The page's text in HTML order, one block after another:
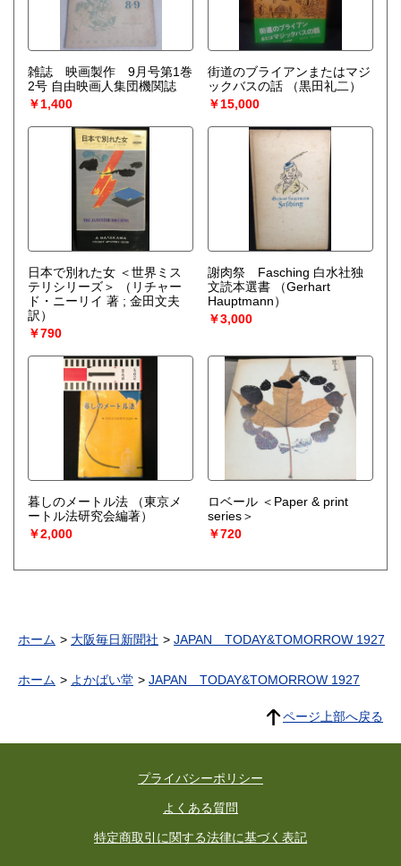
雑誌 映画製作 9月号第1巻
2号 自由映画人集団機関誌
￥1,400
街道のブライアンまたはマジ
ックバスの話
（黒田礼二）
￥15,000
日本で別れた女 ＜世界ミス
テリシリーズ＞
（リチャー
ド・ニーリイ 著 ; 金田文夫
訳）
￥790
謝肉祭 Fasching 白水社独
文読本選書
（Gerhart
Hauptmann）
￥3,000
暮しのメートル法
（東京メ
ートル法研究会編著）
￥2,000
ロベール ＜Paper & print
series＞
￥720
ホーム 大阪毎日新聞社 JAPAN TODAY&TOMORROW 1927
ホーム よかばい堂 JAPAN TODAY&TOMORROW 1927
ページ上部へ戻る
プライバシーポリシー
よくある質問
特定商取引に関する法律に基づく表記